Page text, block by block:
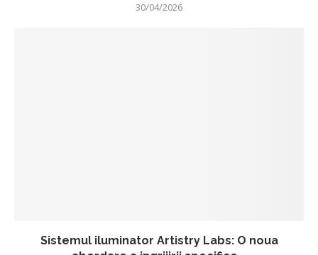
30/04/2026
Sistemul iluminator Artistry Labs: O noua